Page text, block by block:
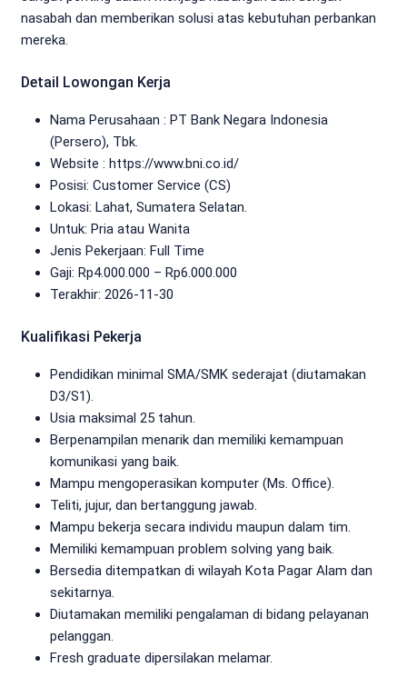
nasabah dan memberikan solusi atas kebutuhan perbankan
mereka.
Detail Lowongan Kerja
Nama Perusahaan : PT Bank Negara Indonesia
(Persero), Tbk.
Website : https://www.bni.co.id/
Posisi: Customer Service (CS)
Lokasi: Lahat, Sumatera Selatan.
Untuk: Pria atau Wanita
Jenis Pekerjaan: Full Time
Gaji: Rp4.000.000 – Rp6.000.000
Terakhir: 2026-11-30
Kualifikasi Pekerja
Pendidikan minimal SMA/SMK sederajat (diutamakan
D3/S1).
Usia maksimal 25 tahun.
Berpenampilan menarik dan memiliki kemampuan
komunikasi yang baik.
Mampu mengoperasikan komputer (Ms. Office).
Teliti, jujur, dan bertanggung jawab.
Mampu bekerja secara individu maupun dalam tim.
Memiliki kemampuan problem solving yang baik.
Bersedia ditempatkan di wilayah Kota Pagar Alam dan
sekitarnya.
Diutamakan memiliki pengalaman di bidang pelayanan
pelanggan.
Fresh graduate dipersilakan melamar.